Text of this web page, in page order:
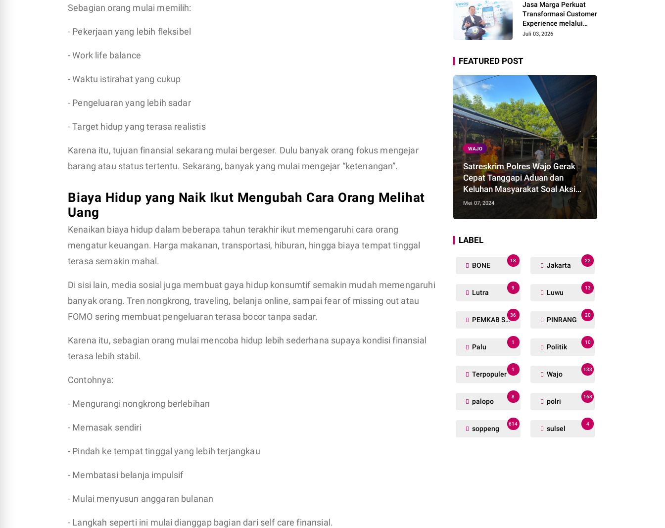
Sebagian orang mulai memilih:
- Pekerjaan yang lebih fleksibel
- Work life balance
- Waktu istirahat yang cukup
- Pengeluaran yang lebih sadar
- Target hidup yang terasa realistis
Karena itu, tujuan finansial sekarang mulai bergeser. Dulu banyak orang fokus mengejar
barang atau status tertentu. Sekarang, banyak yang mulai mengejar “ketenangan”.
Biaya Hidup yang Naik Ikut Mengubah Cara Orang Melihat
Uang
Kenaikan biaya hidup dalam beberapa tahun terakhir ikut memengaruhi cara orang
mengatur keuangan. Harga makanan, transportasi, hiburan, hingga biaya tempat tinggal
terasa semakin mahal.
Di sisi lain, media sosial juga membuat gaya hidup konsumtif semakin mudah memengaruhi
banyak orang. Tren nongkrong, traveling, belanja online, sampai fear of missing out atau
FOMO sering membuat pengeluaran terasa bocor tanpa sadar.
Karena itu, sebagian orang mulai mencoba hidup lebih sederhana supaya kondisi finansial
terasa lebih stabil.
Contohnya:
- Mengurangi nongkrong berlebihan
- Memasak sendiri
- Pindah ke tempat tinggal yang lebih terjangkau
- Membatasi belanja impulsif
- Mulai menyusun anggaran bulanan
- Langkah seperti ini mulai dianggap bagian dari self care finansial.
Jasa Marga Perkuat
Transformasi Customer
Experience melalui
Expert Sharing Session
Juli 03, 2026
FEATURED POST
WAJO
Satreskrim Polres Wajo Gerak
Cepat Tanggapi Aduan dan
Keluhan Masyarakat Soal Aksi
Perjudian
Mei 07, 2024
LABEL
BONE
18
Jakarta
22
Lutra
9
Luwu
13
PEMKAB SOPPENG
36
PINRANG
20
Palu
1
Politik
10
Terpopuler
1
Wajo
133
palopo
8
polri
168
soppeng
614
sulsel
4